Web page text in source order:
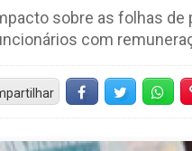
sobre as folhas de
com
FacebookTwitter